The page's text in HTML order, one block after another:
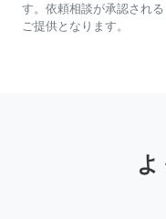
す。依頼相談が承認され
ご提供となります。
よ